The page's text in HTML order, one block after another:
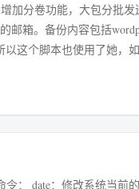
加分卷功能，大包分批发